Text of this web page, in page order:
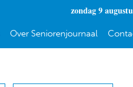
zondag 9
Over Seniorenjournaal